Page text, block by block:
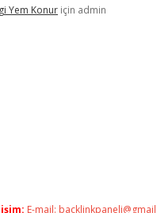
Yem Konur için admin
E-mail: